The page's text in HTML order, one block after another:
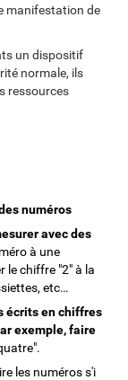
manifestation de
un dispositif
normale, ils
ressources
numéros
avec des
à une
le chiffre "2" à la
etc…
écrits en chiffres
exemple, faire
les numéros s'i